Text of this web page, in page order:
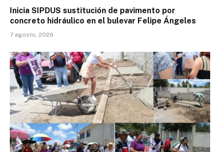
Inicia SIPDUS sustitución de pavimento por
concreto hidráulico en el bulevar Felipe Ángeles
7 agosto, 2026